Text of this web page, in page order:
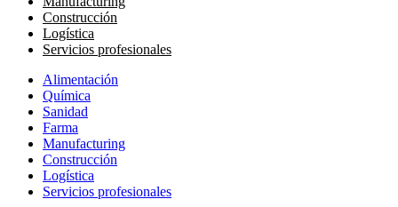
Construcción
Logística
Servicios profesionales
Alimentación
Química
Sanidad
Farma
Manufacturing
Construcción
Logística
Servicios profesionales